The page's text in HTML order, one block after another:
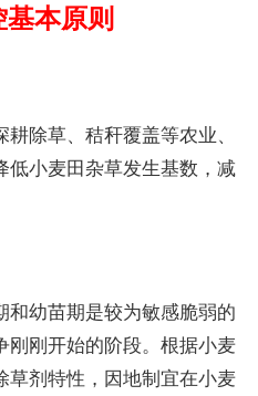
本原则
除草、秸秆覆盖等农业、
低小麦田杂草发生基数，减
和幼苗期是较为敏感脆弱的
刚刚开始的阶段。根据小麦
草剂特性，因地制宜在小麦